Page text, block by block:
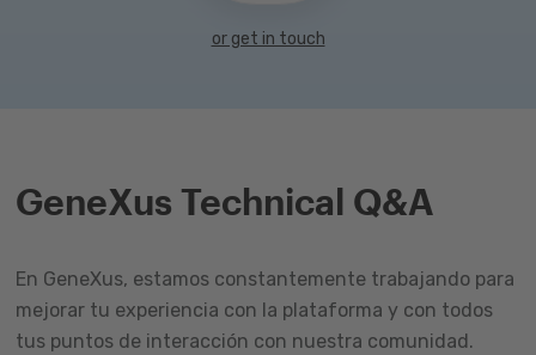
or get in touch
GeneXus Technical Q&A
En GeneXus, estamos constantemente trabajando para
mejorar tu experiencia con la plataforma y con todos
tus puntos de interacción con nuestra comunidad.